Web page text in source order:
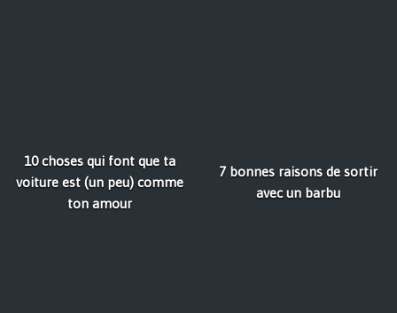
10 choses qui font que ta
voiture est (un peu) comme
ton amour
7 bonnes raisons de sortir
avec un barbu